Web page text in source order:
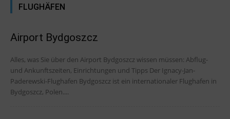
FLUGHÄFEN
Airport Bydgoszcz
Alles, was Sie über den Airport Bydgoszcz wissen müssen: Abflug-
und Ankunftszeiten, Einrichtungen und Tipps Der Ignacy-Jan-
Paderewski-Flughafen Bydgoszcz ist ein internationaler Flughafen in
Bydgoszcz, Polen....